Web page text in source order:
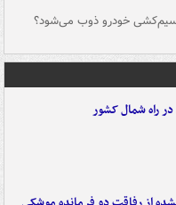
خودرو ذوب می‌شود؟
راه شمال کشور